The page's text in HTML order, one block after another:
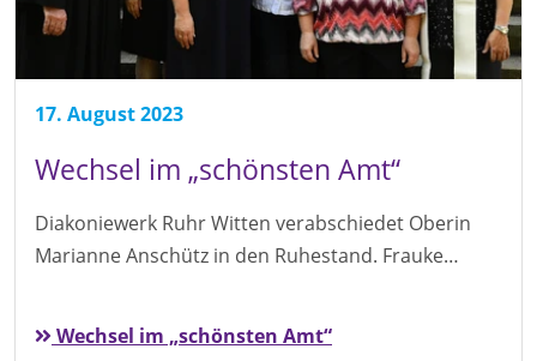
17. August 2023
Wechsel im „schönsten Amt“
Diakoniewerk Ruhr Witten verabschiedet Oberin
Marianne Anschütz in den Ruhestand. Frauke…
Wechsel im „schönsten Amt“